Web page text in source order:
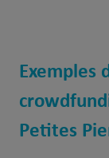
Exemples
Petites